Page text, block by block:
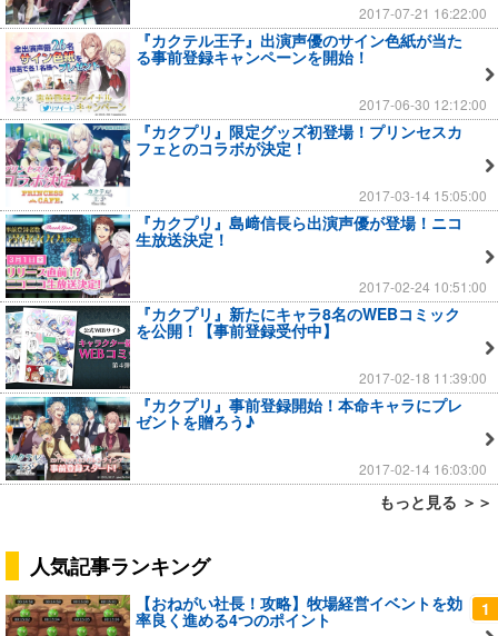
2017-07-21 16:22:00
『カクテル王子』出演声優のサイン色紙が当た
る事前登録キャンペーンを開始！
2017-06-30 12:12:00
『カクプリ』限定グッズ初登場！プリンセスカ
フェとのコラボが決定！
2017-03-14 15:05:00
『カクプリ』島﨑信長ら出演声優が登場！ニコ
生放送決定！
2017-02-24 10:51:00
『カクプリ』新たにキャラ8名のWEBコミック
を公開！【事前登録受付中】
2017-02-18 11:39:00
『カクプリ』事前登録開始！本命キャラにプレ
ゼントを贈ろう♪
2017-02-14 16:03:00
もっと見る ＞＞
人気記事ランキング
1
【おねがい社長！攻略】牧場経営イベントを効
率良く進める4つのポイント